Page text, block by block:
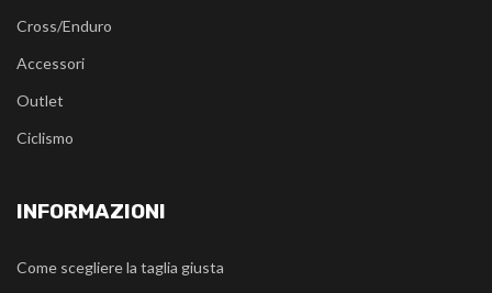
Cross/Enduro
Accessori
Outlet
Ciclismo
INFORMAZIONI
Come scegliere la taglia giusta